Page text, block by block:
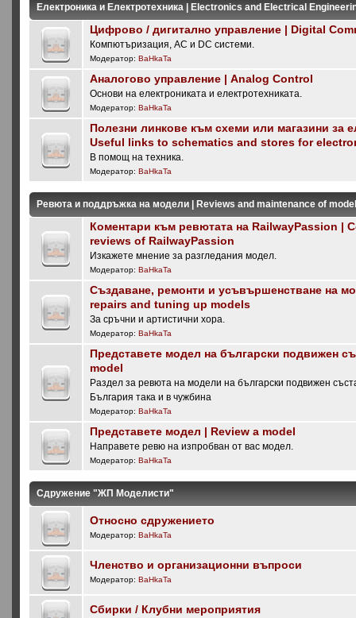
Електроника и Електротехника | Electronics and Electrical
Цифрово / дигитално управление | Digital
Компютъризация, AC и DC системи.
Модератор:BaHkaTa
Аналогово управление | Analog Control
Основи на електрониката и електротехниката.
Модератор:BaHkaTa
Полезни линкове към схеми или магазини за
Useful links to schematics and stores for
В помощ на техника.
Модератор:BaHkaTa
Ревюта и поддръжка на модели | Reviews and maintenance of
Коментари към ревютата на RailwayPassion |
reviews of RailwayPassion
Изкажете мнение за разгледания модел.
Модератор:BaHkaTa
Създаване, ремонти и усъвършенстване на
repairs and tuning up models
За сръчни и артистични хора.
Модератор:BaHkaTa
Представете модел на български подвижен
model
Раздел за ревюта на модели на български подвижен
България така и в чужбина
Модератор:BaHkaTa
Представете модел | Review a model
Направете ревю на изпробван от вас модел.
Модератор:BaHkaTa
Сдружение "ЖП Моделисти"
Относно сдружението
Модератор:BaHkaTa
Членство и организационни въпроси
Модератор:BaHkaTa
Сбирки / Клубни мероприятия